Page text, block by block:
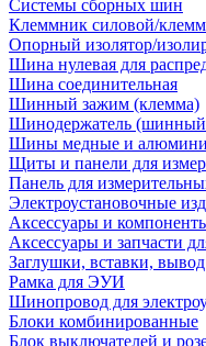
Системы сборных шин
Клеммник силовой/
Опорный изолятор/
Шина нулевая для
Шина соединительная
Шинный зажим (клемма)
Шинодержатель (шинный
Шины медные и
Щиты и панели для
Панель для
Электроустановочные
Аксессуары и
Аксессуары и запчасти
Заглушки, вставки, вывод
Рамка для ЭУИ
Шинопровод для
Блоки комбинированные
Блок выключателей и